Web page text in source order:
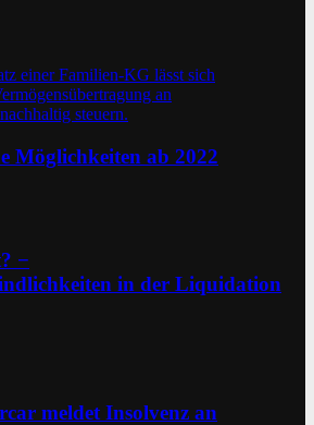
Möglichkeiten ab 2022
−
in der Liquidation
meldet Insolvenz an